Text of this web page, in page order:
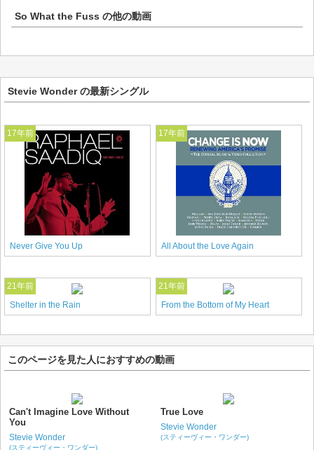
So What the Fuss の他の動画
Stevie Wonder の最新シングル
17年前
Never Give You Up
17年前
All About the Love Again
21年前
Shelter in the Rain
21年前
From the Bottom of My Heart
このページを見た人におすすめの動画
Can't Imagine Love Without
You
Stevie Wonder
(スティーヴィー・ワンダー)
True Love
Stevie Wonder
(スティーヴィー・ワンダー)